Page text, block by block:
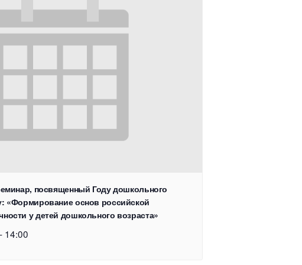
посвященный Году дошкольного
«Формирование основ российской
у детей дошкольного возраста»
- 14:00